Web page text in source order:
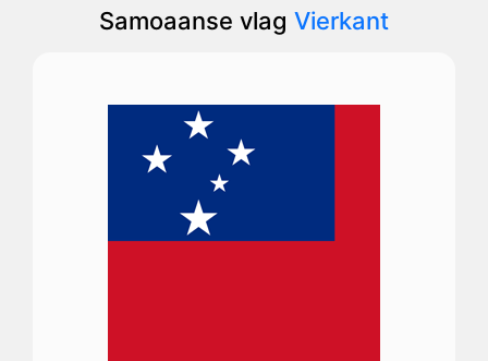
Samoaanse vlag Vierkant